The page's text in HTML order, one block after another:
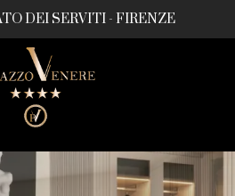
DEI SERVITI - FIRENZE